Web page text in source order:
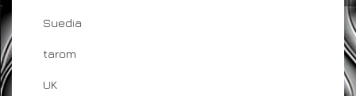
Suedia
tarom
UK